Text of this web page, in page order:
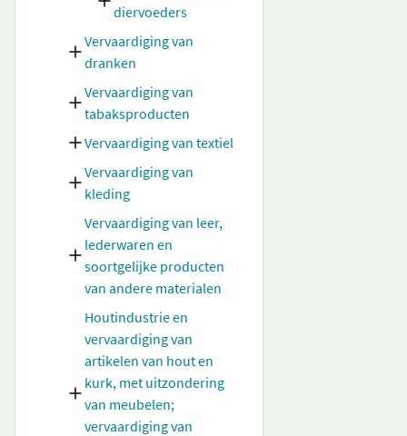
diervoeders
Vervaardiging van
dranken
Vervaardiging van
tabaksproducten
Vervaardiging van textiel
Vervaardiging van
kleding
Vervaardiging van leer,
lederwaren en
soortgelijke producten
van andere materialen
Houtindustrie en
vervaardiging van
artikelen van hout en
kurk, met uitzondering
van meubelen;
vervaardiging van